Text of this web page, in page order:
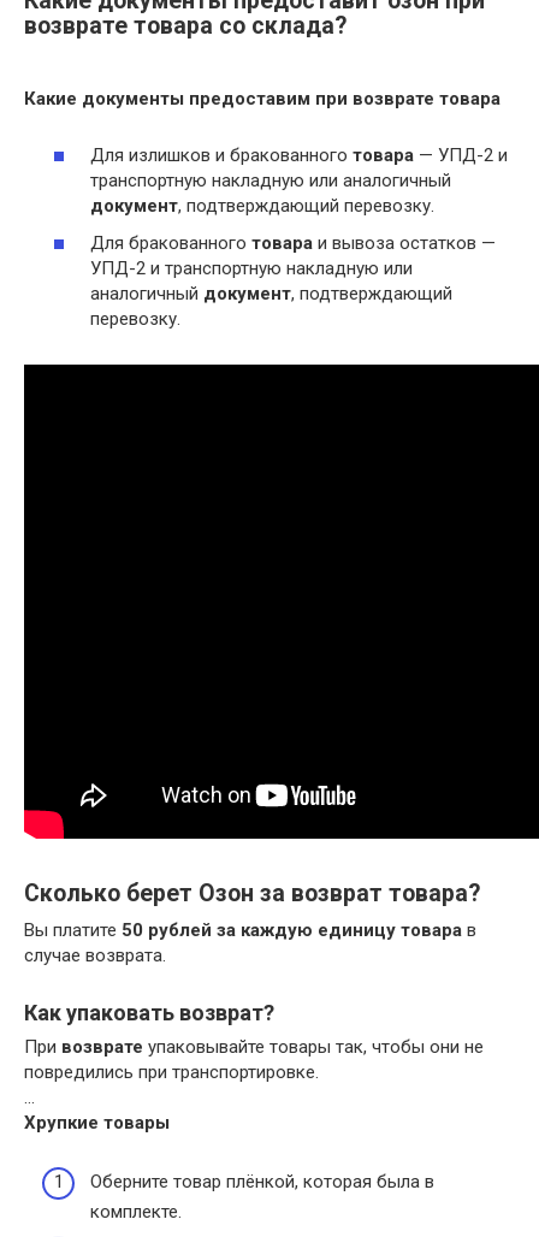
возврате товара со склада?
Какие документы предоставим при возврате товара
Для излишков и бракованного товара — УПД-2 и
транспортную накладную или аналогичный
документ, подтверждающий перевозку.
Для бракованного товара и вывоза остатков —
УПД-2 и транспортную накладную или
аналогичный документ, подтверждающий
перевозку.
Сколько берет Озон за возврат товара?
Вы платите 50 рублей за каждую единицу товара в
случае возврата.
Как упаковать возврат?
При возврате упаковывайте товары так, чтобы они не
повредились при транспортировке.
…
Хрупкие товары
Оберните товар плёнкой, которая была в
комплекте.